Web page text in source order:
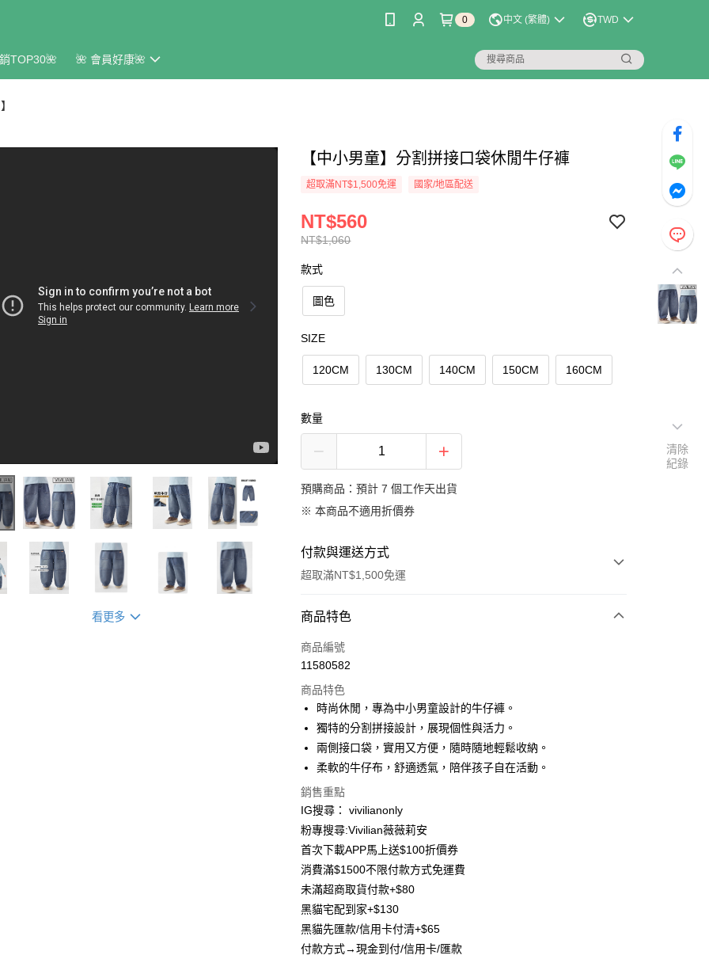
0 中文 (繁體) TWD
TOP30🌺 🌺 會員好康🌺
6 影片
看更多
【中小男童】分割拼接口袋休閒牛仔褲
超取滿NT$1,500免運 國家/地區配送
NT$1,060
NT$560
款式
圖色
SIZE
120CM 130CM 140CM 150CM 160CM
數量
預購商品：預計 7 個工作天出貨
※ 本商品不適用折價券
付款與運送方式
超取滿NT$1,500免運
付款方式
信用卡一次付款
3 期 0 利率 每期 NT$186
合作金庫商業銀行
第一商業銀行
華南商業銀行
彰化商業銀行
國泰世華商業銀行
兆豐國際商業銀行
臺灣中小企業銀行
匯豐（台灣）商業銀行
聯邦商業銀行
玉山商業銀行
台新國際商業銀行
台灣樂天信用卡公司
超商取貨付款
Apple Pay
街口支付
悠遊付
Google Pay
大哥付你分期
相關說明
1.本服務由台灣大哥大提供，台灣大哥大用戶可立即使用無須另外申請。
AFTEE先享後付
商品特色
商品編號
11580582
商品特色
時尚休閒，專為中小男童設計的牛仔褲。
獨特的分割拼接設計，展現個性與活力。
兩側接口袋，實用又方便，隨時隨地輕鬆收納。
柔軟的牛仔布，舒適透氣，陪伴孩子自在活動。
銷售重點
IG搜尋： vivilianonly
粉專搜尋:Vivilian薇薇莉安
首次下載APP馬上送$100折價券
消費滿$1500不限付款方式免運費
未滿超商取貨付款+$80
黑貓宅配到家+$130
黑貓先匯款/信用卡付清+$65
付款方式→現金到付/信用卡/匯款
清除
紀錄